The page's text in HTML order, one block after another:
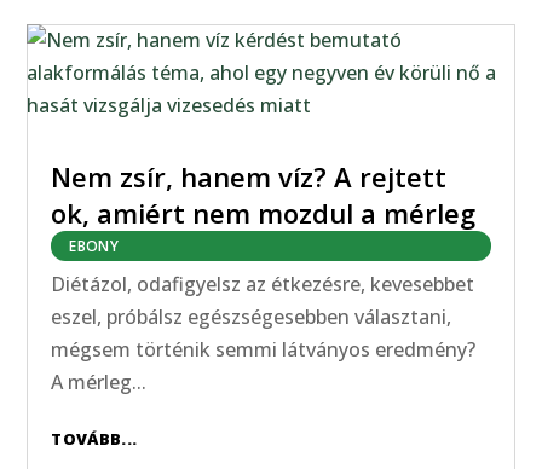
Nem zsír, hanem víz? A rejtett
ok, amiért nem mozdul a mérleg
EBONY
Diétázol, odafigyelsz az étkezésre, kevesebbet
eszel, próbálsz egészségesebben választani,
mégsem történik semmi látványos eredmény?
A mérleg...
TOVÁBB...